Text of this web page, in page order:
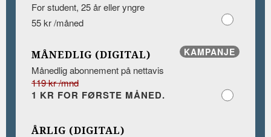
For student, 25 år eller yngre
55 kr /måned
KAMPANJE
MÅNEDLIG (DIGITAL)
Månedlig abonnement på nettavis
119 kr /mnd
1 KR FOR FØRSTE MÅNED.
ÅRLIG (DIGITAL)